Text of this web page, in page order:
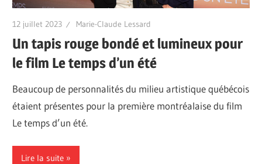
12 juillet 2023 Marie-Claude Lessard
Un tapis rouge bondé et lumineux pour
le film Le temps d’un été
Beaucoup de personnalités du milieu artistique québécois
étaient présentes pour la première montréalaise du film
Le temps d’un été.
Lire la suite